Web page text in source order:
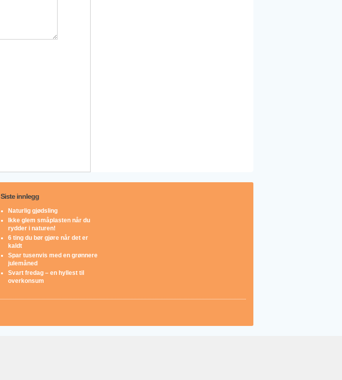
Siste innlegg
Naturlig gjødsling
Ikke glem småplasten når du
rydder i naturen!
6 ting du bør gjøre når det er
kaldt
Spar tusenvis med en grønnere
julemåned
Svart fredag – en hyllest til
overkonsum